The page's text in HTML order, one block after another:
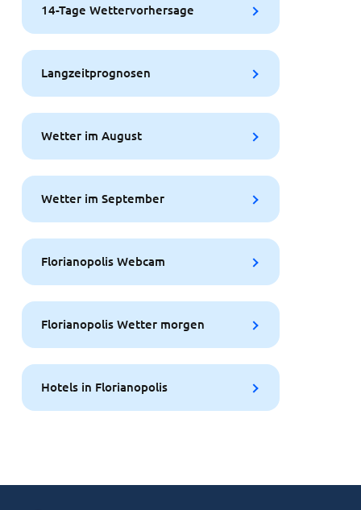
14-Tage Wettervorhersage
Langzeitprognosen
Wetter im August
Wetter im September
Florianopolis Webcam
Florianopolis Wetter morgen
Hotels in Florianopolis